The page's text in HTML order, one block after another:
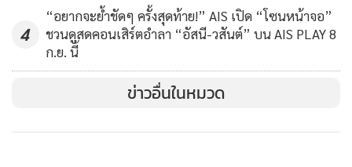
4
“อยากจะย้ำชัดๆ ครั้งสุดท้าย!” AIS เปิด “โซนหน้าจอ”
ชวนดูสดคอนเสิร์ตอำลา “อัสนี-วสันต์” บน AIS PLAY 8
ก.ย. นี้
ข่าวอื่นในหมวด